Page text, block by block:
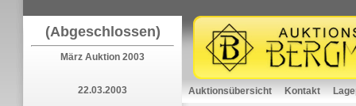
(Abgeschlossen)
März Auktion 2003
22.03.2003 Auktionsübersicht Kontakt